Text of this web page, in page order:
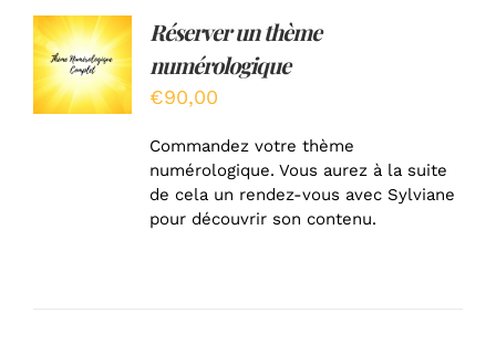
AJOUTER
AU
PANIER
/
DÉTAILS
Réserver un thème
numérologique
€90,00
Commandez votre thème
numérologique. Vous aurez à la suite
de cela un rendez-vous avec Sylviane
pour découvrir son contenu.